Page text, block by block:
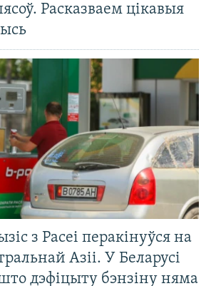
Расказваем цікавыя
з Расеі перакінуўся на
Азіі. У Беларусі
дэфіцыту бэнзіну няма